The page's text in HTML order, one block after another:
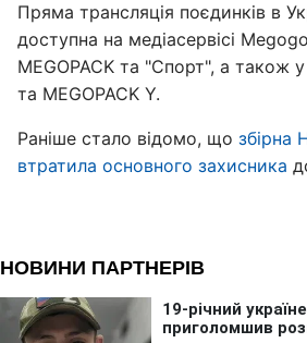
Пряма трансляція поєдинків в
доступна на медіасервісі
MEGOPACK та "Спорт", а також
та MEGOPACK Y.
Раніше стало відомо, що збірна
втратила основного захисника